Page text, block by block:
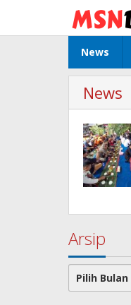
konten
News
News
Arsip
Arsip